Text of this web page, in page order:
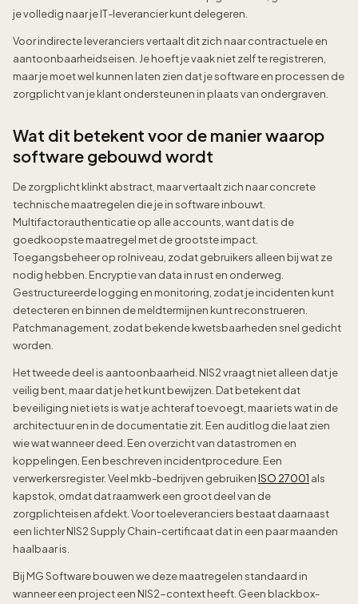
je volledig naar je IT-leverancier kunt delegeren.
Voor indirecte leveranciers vertaalt dit zich naar contractuele en
aantoonbaarheidseisen. Je hoeft je vaak niet zelf te registreren,
maar je moet wel kunnen laten zien dat je software en processen de
zorgplicht van je klant ondersteunen in plaats van ondergraven.
Wat dit betekent voor de manier waarop
software gebouwd wordt
De zorgplicht klinkt abstract, maar vertaalt zich naar concrete
technische maatregelen die je in software inbouwt.
Multifactorauthenticatie op alle accounts, want dat is de
goedkoopste maatregel met de grootste impact.
Toegangsbeheer op rolniveau, zodat gebruikers alleen bij wat ze
nodig hebben. Encryptie van data in rust en onderweg.
Gestructureerde logging en monitoring, zodat je incidenten kunt
detecteren en binnen de meldtermijnen kunt reconstrueren.
Patchmanagement, zodat bekende kwetsbaarheden snel gedicht
worden.
Het tweede deel is aantoonbaarheid. NIS2 vraagt niet alleen dat je
veilig bent, maar dat je het kunt bewijzen. Dat betekent dat
beveiliging niet iets is wat je achteraf toevoegt, maar iets wat in de
architectuur en in de documentatie zit. Een auditlog die laat zien
wie wat wanneer deed. Een overzicht van datastromen en
koppelingen. Een beschreven incidentprocedure. Een
verwerkersregister. Veel mkb-bedrijven gebruikenISO 27001 als
kapstok, omdat dat raamwerk een groot deel van de
zorgplichteisen afdekt. Voor toeleveranciers bestaat daarnaast
een lichter NIS2 Supply Chain-certificaat dat in een paar maanden
haalbaar is.
Bij MG Software bouwen we deze maatregelen standaard in
wanneer een project een NIS2-context heeft. Geen blackbox-